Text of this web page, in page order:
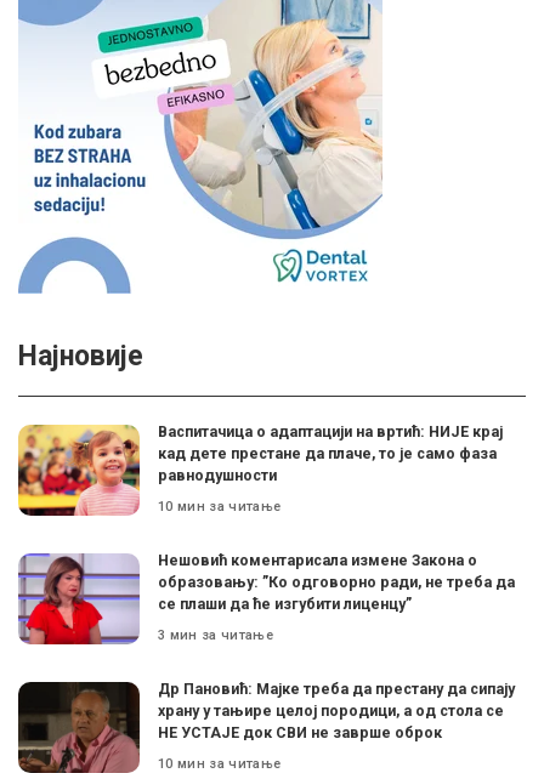
Најновије
Васпитачица о адаптацији на вртић: НИЈЕ крај
кад дете престане да плаче, то је само фаза
равнодушности
10 мин за читање
Нешовић коментарисала измене Закона о
образовању: ”Ко одговорно ради, не треба да
се плаши да ће изгубити лиценцу”
3 мин за читање
Др Пановић: Мајке треба да престану да сипају
храну у тањире целој породици, а од стола се
НЕ УСТАЈЕ док СВИ не заврше оброк
10 мин за читање